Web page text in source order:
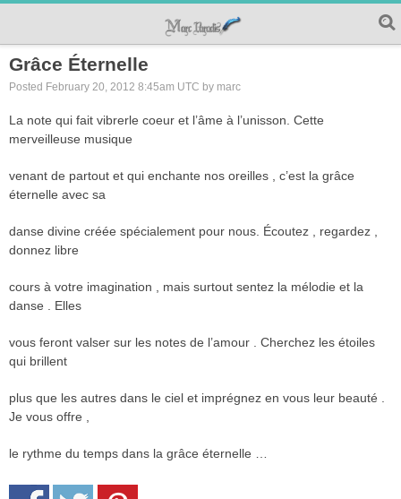
Grâce Éternelle
Posted February 20, 2012 8:45am UTC by marc
La note qui fait vibrerle coeur et l’âme à l’unisson. Cette
merveilleuse musique
venant de partout et qui enchante nos oreilles , c’est la grâce
éternelle avec sa
danse divine créée spécialement pour nous. Écoutez , regardez ,
donnez libre
cours à votre imagination , mais surtout sentez la mélodie et la
danse . Elles
vous feront valser sur les notes de l’amour . Cherchez les étoiles
qui brillent
plus que les autres dans le ciel et imprégnez en vous leur beauté .
Je vous offre ,
le rythme du temps dans la grâce éternelle …